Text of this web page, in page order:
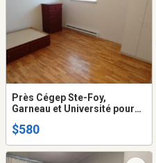
Près Cégep Ste-Foy,
Garneau et Université pour
appartement au 1/2 ss
$580